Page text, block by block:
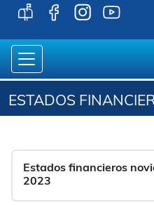
ESTADOS
Estados financieros
2023